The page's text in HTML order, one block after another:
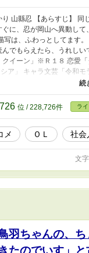
り 山縣忍 【あらすじ】
に、忍が岡山へ異動し
は、ふわっとしてます
んでもらえたら、うれし
クイーン」※Ｒ１８ 恋愛
ア」 キャラ文芸「令和
結済。短編。 ライト文
ムートの世界」 ファンタ
位 / 228,726件 ラ
メ ＯＬ 社会
文
羽ちゃんの、
たのでいす」